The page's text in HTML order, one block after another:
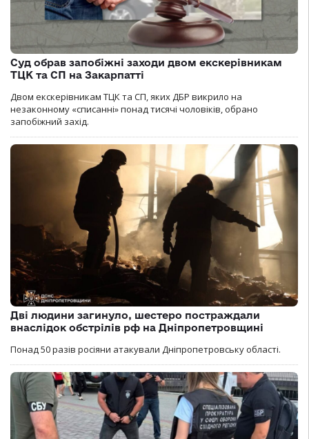
Суд обрав запобіжні заходи двом екскерівникам
ТЦК та СП на Закарпатті
Двом екскерівникам ТЦК та СП, яких ДБР викрило на
незаконному «списанні» понад тисячі чоловіків, обрано
запобіжний захід.
Дві людини загинуло, шестеро постраждали
внаслідок обстрілів рф на Дніпропетровщині
Понад 50 разів росіяни атакували Дніпропетровську області.